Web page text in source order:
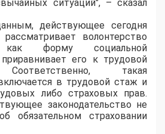
ситуаций", – сказал
действующее сегодня
рассматривает волонтерство
как форму социальной
его к трудовой
Соответственно, такая
в трудовой стаж и
либо страховых прав.
законодательство не
обязательном страховании